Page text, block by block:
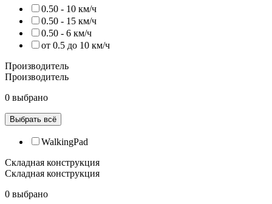
0.50 - 10 км/ч
0.50 - 15 км/ч
0.50 - 6 км/ч
от 0.5 до 10 км/ч
Производитель
Производитель
0 выбрано
Выбрать всё
WalkingPad
Складная конструкция
Складная конструкция
0 выбрано